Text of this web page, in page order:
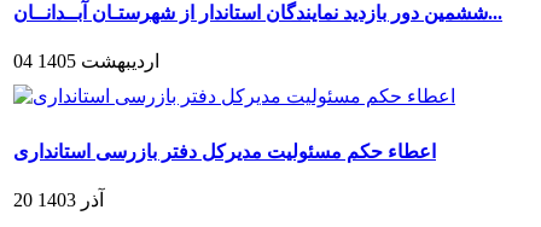
ششمین دور بازدید نمایندگان استاندار از شهرستـان آبــدانــان...
04 ارديبهشت 1405
اعطاء حکم مسئولیت مدیرکل دفتر بازرسی استانداری
20 آذر 1403